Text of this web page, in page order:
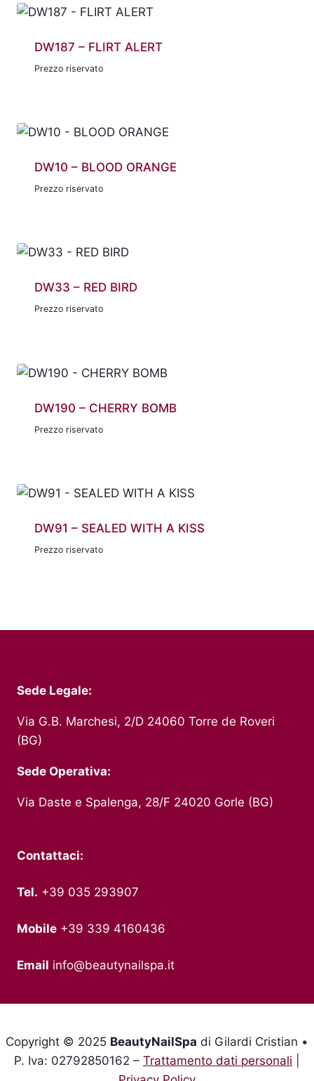
DW187 – FLIRT ALERT
Prezzo riservato
DW10 – BLOOD ORANGE
Prezzo riservato
DW33 – RED BIRD
Prezzo riservato
DW190 – CHERRY BOMB
Prezzo riservato
DW91 – SEALED WITH A KISS
Prezzo riservato
Sede Legale:
Via G.B. Marchesi, 2/D 24060 Torre de Roveri
(BG)
Sede Operativa:
Via Daste e Spalenga, 28/F 24020 Gorle (BG)
Contattaci:
Tel. +39 035 293907
Mobile +39 339 4160436
Email info@beautynailspa.it
Copyright © 2025 BeautyNailSpa di Gilardi Cristian •
P. Iva: 02792850162 – Trattamento dati personali